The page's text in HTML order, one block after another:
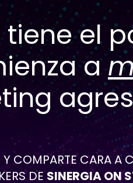
a
Y COMPARTE CARA A
DE SINERGIA ON